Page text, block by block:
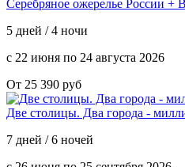
Серебряное ожерелье России +
5 дней / 4 ночи
с 22 июня по 24 августа 2026
От 25 390 руб
Две столицы. Два города -
7 дней / 6 ночей